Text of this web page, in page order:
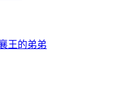
王的弟弟